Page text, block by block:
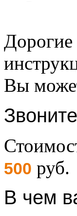
Дорогие
Вы
500 руб.
В чем